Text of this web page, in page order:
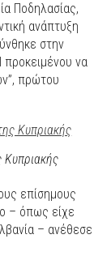
Ποδηλασίας,
ανάπτυξη
στην
προκειμένου να
πρώτου
επίσημους
– όπως είχε
– ανέθεσε